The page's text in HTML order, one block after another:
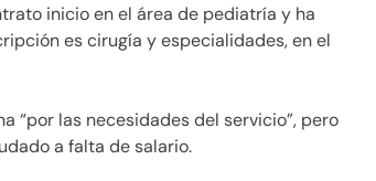
inicio en el área de pediatría y ha
es cirugía y especialidades, en el
“por las necesidades del servicio”, pero
a falta de salario.